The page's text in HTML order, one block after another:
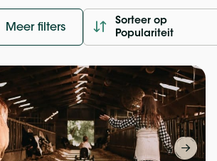
Meer filters
Sorteer op
Populariteit